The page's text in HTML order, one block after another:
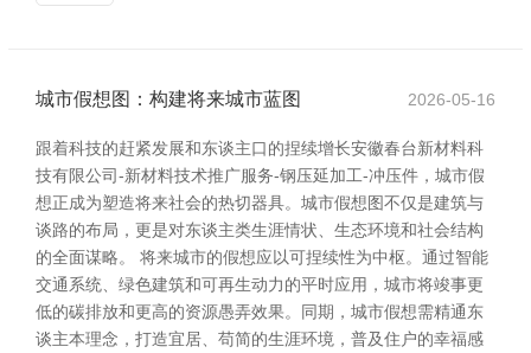
城市假想图：构建将来城市蓝图 2026-05-16
跟着科技的赶紧发展和东谈主口的捏续增长安徽春台新材料科
技有限公司-新材料技术推广服务-钢压延加工-冲压件，城市假
想正成为塑造将来社会的热切器具。城市假想图不仅是建筑与
谈路的布局，更是对东谈主类生涯情状、生态环境和社会结构
的全面谋略。 将来城市的假想应以可捏续性为中枢。通过智能
交通系统、绿色建筑和可再生动力的平时应用，城市将竣事更
低的碳排放和更高的资源愚弄效果。同期，城市假想需精通东
谈主本理念，打造宜居、苟简的生涯环境，普及住户的幸福感